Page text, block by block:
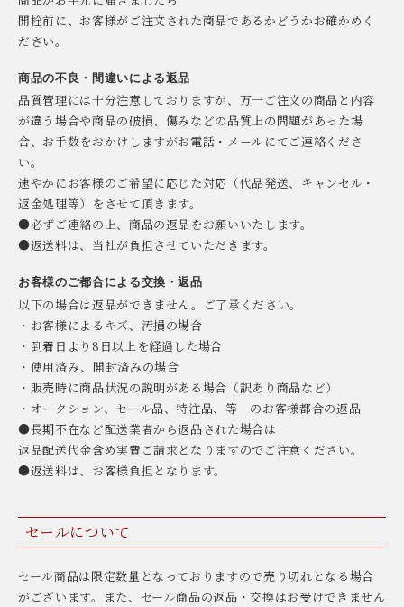
開栓前に、お客様がご注文された商品であるかどうかお確かめく
ださい。
商品の不良・間違いによる返品
品質管理には十分注意しておりますが、万一ご注文の商品と内容
が違う場合や商品の破損、傷みなどの品質上の問題があった場
合、お手数をおかけしますがお電話・メールにてご連絡くださ
い。
速やかにお客様のご希望に応じた対応（代品発送、キャンセル・
返金処理等）をさせて頂きます。
●必ずご連絡の上、商品の返品をお願いいたします。
●返送料は、当社が負担させていただきます。
お客様のご都合による交換・返品
以下の場合は返品ができません。ご了承ください。
・お客様によるキズ、汚損の場合
・到着日より8日以上を経過した場合
・使用済み、開封済みの場合
・販売時に商品状況の説明がある場合（訳あり商品など）
・オークション、セール品、特注品、等 のお客様都合の返品
●長期不在など配送業者から返品された場合は
返品配送代金含め実費ご請求となりますのでご注意ください。
●返送料は、お客様負担となります。
セールについて
セール商品は限定数量となっておりますので売り切れとなる場合
がございます。また、セール商品の返品・交換はお受けできません